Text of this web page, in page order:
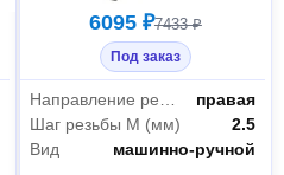
6095 ₽7433 ₽
Под заказ
правая
Шаг резьбы М (мм)
2.5
Вид
машинно-ручной